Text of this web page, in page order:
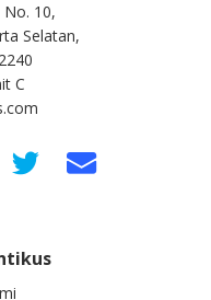
No. 10,
Selatan,
C